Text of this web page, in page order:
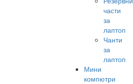
части
за
лаптоп
Чанти
за
лаптоп
Мини
компютри